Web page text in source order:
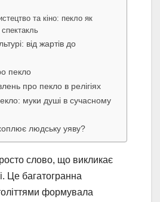
та кіно: пекло як
спектакль
від жартів до
пекло
про пекло в релігіях
муки душі в сучасному
людську уяву?
слово, що викликає
Це багатогранна
формувала